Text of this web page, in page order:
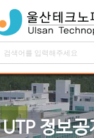
UTP 정보공